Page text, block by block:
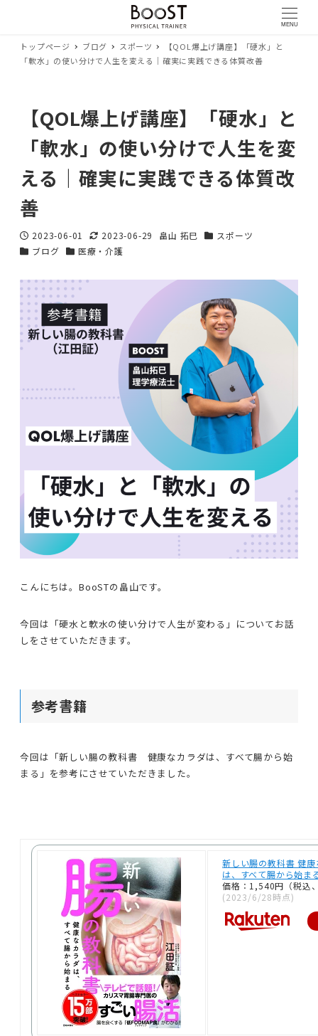
MENU
トップページ ブログ スポーツ
【QOL爆上げ講座】「硬水」と
「軟水」の使い分けで人生を変える｜確実に実践できる体質改善
【QOL爆上げ講座】「硬水」と
「軟水」の使い分けで人生を変
える｜確実に実践できる体質改
善
投稿日
2023-06-01
更新日
2023-06-29
著
畠山 拓巳
カテゴリー
スポーツ
カテゴリー
ブログ
カテゴリー
医療・介護
こんにちは。BooSTの畠山です。
今回は「硬水と軟水の使い分けで人生が変わる」についてお話
しをさせていただきます。
参考書籍
今回は「新しい腸の教科書 健康なカラダは、すべて腸から始
まる」を参考にさせていただきました。
新しい腸の教科書 健
は、すべて腸から始ま
価格：1,540円（税込
(2023/6/28時点)